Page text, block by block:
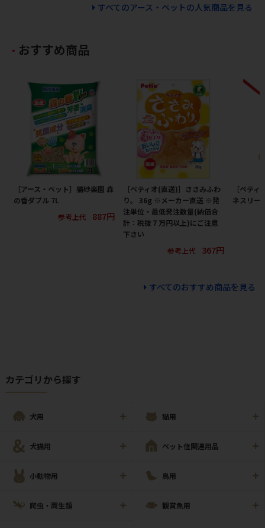
すべてのアース・ペットの人気商品を見る
おすすめ商品
［アース・ペット］猫砂楽園 森
の香ダブル 7L
参考上代
887円
［ペティオ(直送)］ささみふわ
り。 36g ※メーカー直送 ※発
注単位・最低発注数量(納価合
計：税抜７万円以上)にご注意
下さい
参考上代
367円
［ペテ
ネスリー
すべてのおすすめ商品を見る
カテゴリから探す
犬用 猫用
犬猫用 ペット住関連用品
小動物用 鳥用
爬虫・両生類 観賞魚用